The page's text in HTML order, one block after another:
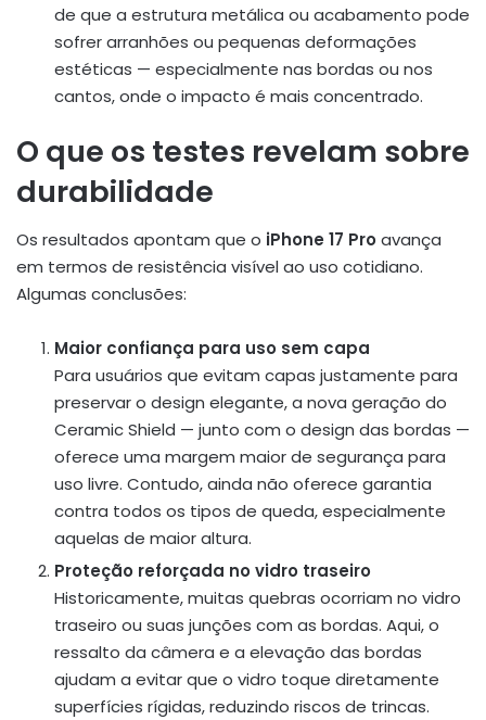
de que a estrutura metálica ou acabamento pode
sofrer arranhões ou pequenas deformações
estéticas — especialmente nas bordas ou nos
cantos, onde o impacto é mais concentrado.
O que os testes revelam sobre
durabilidade
Os resultados apontam que o iPhone 17 Pro avança
em termos de resistência visível ao uso cotidiano.
Algumas conclusões:
Maior confiança para uso sem capa
Para usuários que evitam capas justamente para
preservar o design elegante, a nova geração do
Ceramic Shield — junto com o design das bordas —
oferece uma margem maior de segurança para
uso livre. Contudo, ainda não oferece garantia
contra todos os tipos de queda, especialmente
aquelas de maior altura.
Proteção reforçada no vidro traseiro
Historicamente, muitas quebras ocorriam no vidro
traseiro ou suas junções com as bordas. Aqui, o
ressalto da câmera e a elevação das bordas
ajudam a evitar que o vidro toque diretamente
superfícies rígidas, reduzindo riscos de trincas.